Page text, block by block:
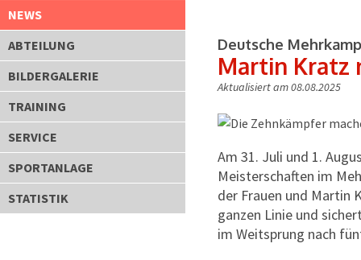
NEWS
ABTEILUNG
BILDERGALERIE
TRAINING
SERVICE
SPORTANLAGE
STATISTIK
Deutsche
Martin
Aktualisiert am 08.08.2025
Am 31. Juli und 1.
Meisterschaften im
der Frauen und Martin
ganzen Linie und
im Weitsprung nach